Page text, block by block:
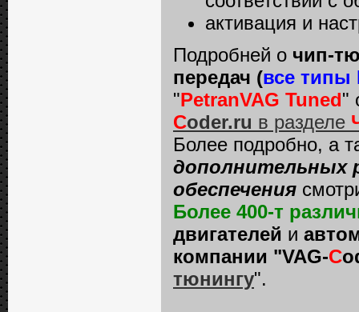
активация и
Подробней о чип-
передач (все типы
"PetranVAG Tuned"
Coder.ru в разделе
Более подробно, а
дополнительных
обеспечения
Более 400-т
двигателей и
компании "VAG-C
тюнингу".